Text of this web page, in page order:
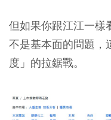
但如果你跟江江一樣
不是基本面的問題，
度」的拉鋸戰。